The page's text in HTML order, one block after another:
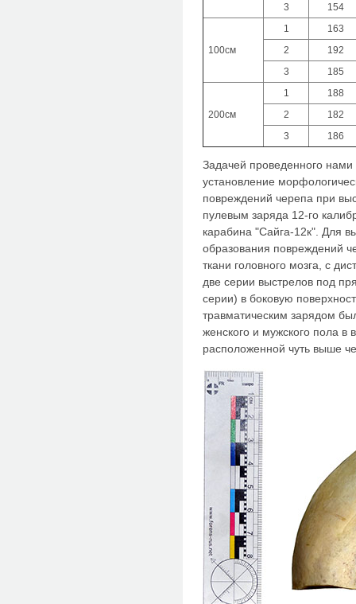
3
154
100см
1
163
2
192
3
185
200см
1
188
2
182
3
186
Задачей проведенного
установление
повреждений черепа при
пулевым заряда 12-го
карабина "Сайга-12к". Для
образования повреждений
ткани головного мозга, с
две серии выстрелов под
серии) в боковую
травматическим зарядом
женского и мужского пола в
расположенной чуть выше